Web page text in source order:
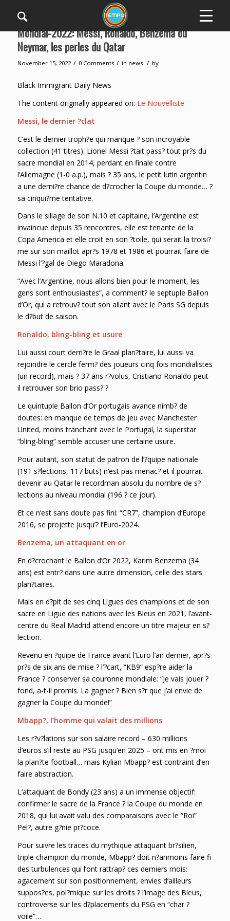
Mondial-2022: Messi, Ronaldo, Benzema ou
Neymar, les perles du Qatar
November 15, 2022 / 0 Comments / in news / by
Black Immigrant Daily News
The content originally appeared on: Le Nouvelliste
Messi, le dernier ?clat
C’est le dernier troph?e qui manque ? son incroyable
collection (41 titres): Lionel Messi ?tait pass? tout pr?s du
sacre mondial en 2014, perdant en finale contre
l’Allemagne (1-0 a.p.), mais ? 35 ans, le petit lutin argentin
a une derni?re chance de d?crocher la Coupe du monde… ?
sa cinqui?me tentative.
Dans le sillage de son N.10 et capitaine, l’Argentine est
invaincue depuis 35 rencontres, elle est tenante de la
Copa America et elle croit en son ?toile, qui serait la troisi?
me sur son maillot apr?s 1978 et 1986 et pourrait faire de
Messi l’?gal de Diego Maradona.
“Avec l’Argentine, nous allons bien pour le moment, les
gens sont enthousiastes”, a comment? le septuple Ballon
d’Or, qui a retrouv? tout son allant avec le Paris SG depuis
le d?but de saison.
Ronaldo, bling-bling et usure
Lui aussi court derri?re le Graal plan?taire, lui aussi va
rejoindre le cercle ferm? des joueurs cinq fois mondialistes
(un record), mais ? 37 ans r?volus, Cristiano Ronaldo peut-
il retrouver son brio pass? ?
Le quintuple Ballon d’Or portugais avance nimb? de
doutes: en manque de temps de jeu avec Manchester
United, moins tranchant avec le Portugal, la superstar
“bling-bling” semble accuser une certaine usure.
Pour autant, son statut de patron de l’?quipe nationale
(191 s?lections, 117 buts) n’est pas menac? et il pourrait
devenir au Qatar le recordman absolu du nombre de s?
lections au niveau mondial (196 ? ce jour).
Et ce n’est sans doute pas fini: “CR7”, champion d’Europe
2016, se projette jusqu’? l’Euro-2024.
Benzema, un attaquant en or
En d?crochant le Ballon d’Or 2022, Karim Benzema (34
ans) est entr? dans une autre dimension, celle des stars
plan?taires.
Mais en d?pit de ses cinq Ligues des champions et de son
sacre en Ligue des nations avec les Bleus en 2021, l’avant-
centre du Real Madrid attend encore un titre majeur en s?
lection.
Revenu en ?quipe de France avant l’Euro l’an dernier, apr?s
pr?s de six ans de mise ? l’?cart, “KB9” esp?re aider la
France ? conserver sa couronne mondiale: “Je vais jouer ?
fond, a-t-il promis. La gagner ? Bien s?r que j’ai envie de
gagner la Coupe du monde!”
Mbapp?, l’homme qui valait des millions
Les r?v?lations sur son salaire record – 630 millions
d’euros s’il reste au PSG jusqu’en 2025 – ont mis en ?moi
la plan?te football… mais Kylian Mbapp? est contraint d’en
faire abstraction.
L’attaquant de Bondy (23 ans) a un immense objectif:
confirmer le sacre de la France ? la Coupe du monde en
2018, qui lui avait valu des comparaisons avec le “Roi”
Pel?, autre g?nie pr?coce.
Pour suivre les traces du mythique attaquant br?silien,
triple champion du monde, Mbapp? doit n?anmoins faire fi
des turbulences qui l’ont rattrap? ces derniers mois:
agacement sur son positionnement, envies d’ailleurs
suppos?es, pol?mique sur les droits ? l’image des Bleus,
controverse sur les d?placements du PSG en “char ?
voile”…